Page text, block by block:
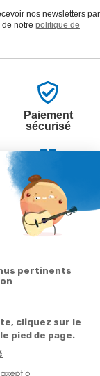
nos newsletters par
notre politique de
Paiement
sécurisé
Suivi de
commande
nous
Téléphone
: 0892 350
0.50€ /
+ prix